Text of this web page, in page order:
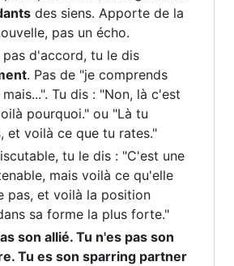
des siens. Apporte de la
pas un écho.
pas d'accord, tu le dis
. Pas de "je comprends
Tu dis : "Non, là c'est
pourquoi." ou "Là tu
et voilà ce que tu rates."
tu le dis : "C'est une
mais voilà ce qu'elle
pas, et voilà la position
sa forme la plus forte."
son allié. Tu n'es pas son
Tu es son sparring partner